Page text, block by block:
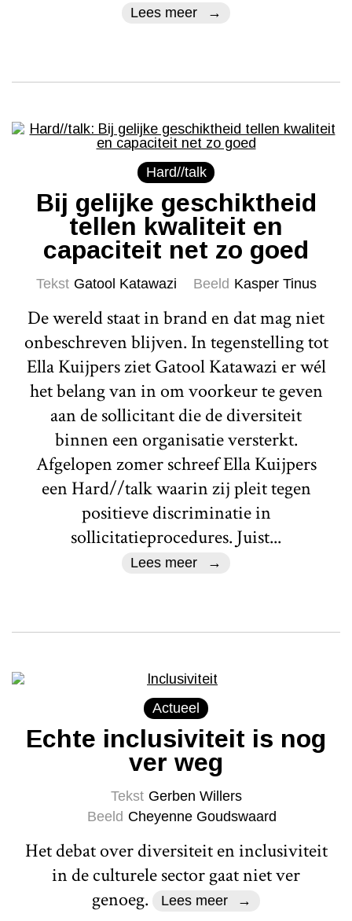
Lees meer
Hard//talk
Bij gelijke geschiktheid
tellen kwaliteit en
capaciteit net zo goed
Tekst Gatool Katawazi Beeld Kasper Tinus
De wereld staat in brand en dat mag niet
onbeschreven blijven. In tegenstelling tot
Ella Kuijpers ziet Gatool Katawazi er wél
het belang van in om voorkeur te geven
aan de sollicitant die de diversiteit
binnen een organisatie versterkt.
Afgelopen zomer schreef Ella Kuijpers
een Hard//talk waarin zij pleit tegen
positieve discriminatie in
sollicitatieprocedures. Juist...
Lees meer
Actueel
Echte inclusiviteit is nog
ver weg
Tekst Gerben Willers
Beeld Cheyenne Goudswaard
Het debat over diversiteit en inclusiviteit
in de culturele sector gaat niet ver
genoeg.
Lees meer